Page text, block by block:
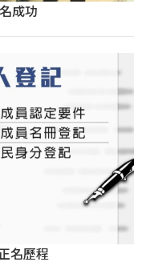
成功
名歷程